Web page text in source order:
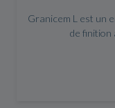
Granicem L est un
de finition